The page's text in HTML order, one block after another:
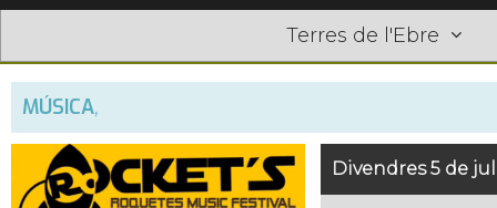
Terres de l'Ebre
MÚSICA,
Divendres 5 de